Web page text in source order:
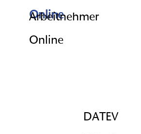
Arbeitnehmer
Online
DATEV